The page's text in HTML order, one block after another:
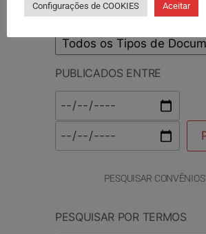
TIPO DE DOCUMENTO
PUBLICADOS ENTRE
PESQUISAR CONVÊNIOS
PESQUISAR POR TERMOS
Configurações de COOKIES Aceitar